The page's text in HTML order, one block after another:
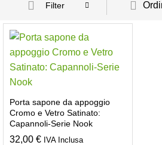
Filter
Porta sapone da appoggio
Cromo e Vetro Satinato:
Capannoli-Serie Nook
32,00 € IVA Inclusa